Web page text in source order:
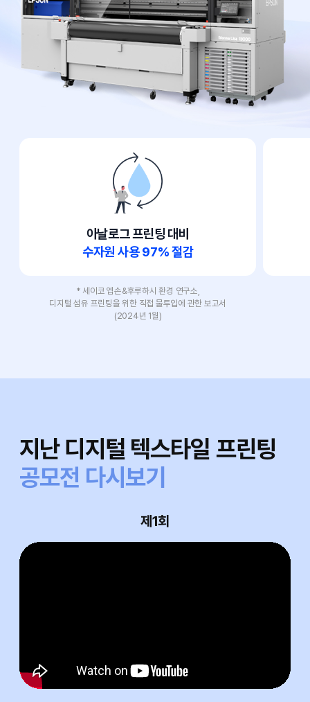
아날로그 프린팅 대비
수자원 사용 97% 절감
* 세이코 엡손&후루하시 환경 연구소,
디지털 섬유 프린팅을 위한 직접 물투입에 관한 보고서
(2024년 1월)
지난 디지털 텍스타일 프린팅
공모전 다시보기
제1회